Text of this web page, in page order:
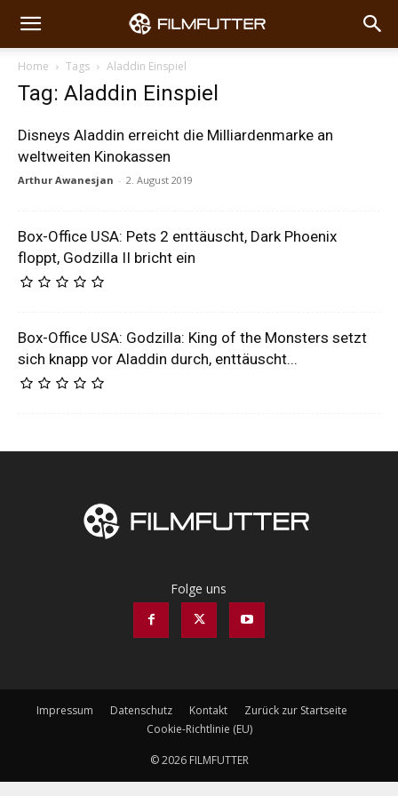
Home Tags Aladdin Einspiel
Tag: Aladdin Einspiel
Disneys Aladdin erreicht die Milliardenmarke an
weltweiten Kinokassen
Arthur Awanesjan - 2. August 2019
Box-Office USA: Pets 2 enttäuscht, Dark Phoenix
floppt, Godzilla II bricht ein
Box-Office USA: Godzilla: King of the Monsters setzt
sich knapp vor Aladdin durch, enttäuscht...
Folge uns
Impressum Datenschutz Kontakt
Zurück zur Startseite
Cookie-Richtlinie (EU)
© 2026 FILMFUTTER